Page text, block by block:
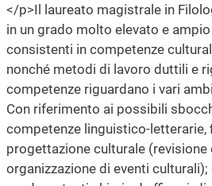
</p>Il laureato magistrale in
in un grado molto elevato e
consistenti in competenze
nonché metodi di lavoro duttili e
competenze riguardano i vari
Con riferimento ai possibili
competenze linguistico-letterarie,
progettazione culturale
organizzazione di eventi